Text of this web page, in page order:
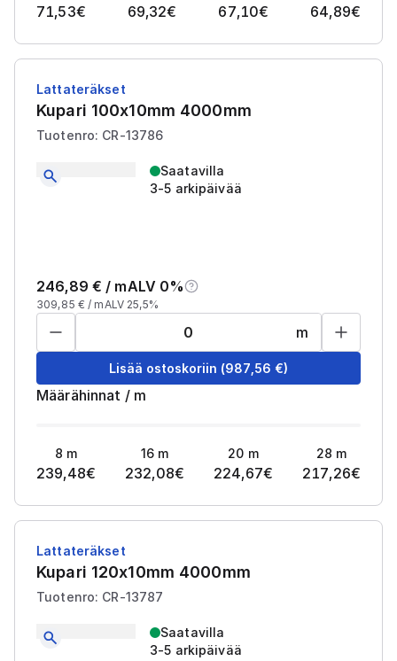
71,53€ 69,32€ 67,10€ 64,89€
Lattateräkset
Kupari 100x10mm 4000mm
Tuotenro: CR-13786
Saatavilla
3-5 arkipäivää
246,89 € / mALV 0%
309,85 € / mALV 25,5%
m
Lisää ostoskoriin (987,56 €)
Määrähinnat / m
8 m
239,48€
16 m
232,08€
20 m
224,67€
28 m
217,26€
Lattateräkset
Kupari 120x10mm 4000mm
Tuotenro: CR-13787
Saatavilla
3-5 arkipäivää